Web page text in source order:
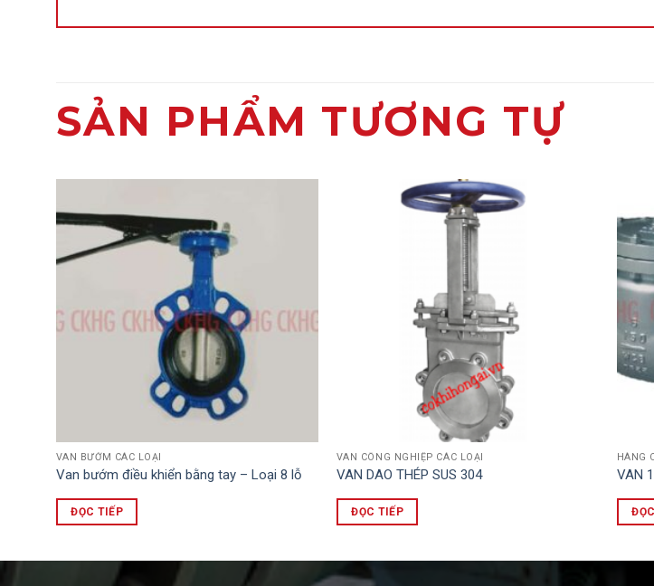
SẢN PHẨM TƯƠNG TỰ
VAN BƯỚM CÁC LOẠI
Van bướm điều khiển bằng tay – Loại 8 lỗ
ĐỌC TIẾP
VAN CÔNG NGHIỆP CÁC LOẠI
VAN DAO THÉP SUS 304
ĐỌC TIẾP
HÀNG
VAN